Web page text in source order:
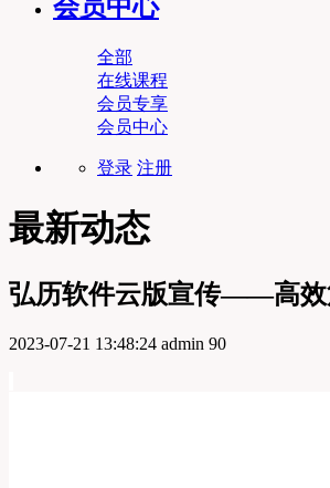
会员中心
全部
在线课程
会员专享
会员中心
登录 注册
最新动态
弘历软件云版宣传——高
2023-07-21 13:48:24 admin 90